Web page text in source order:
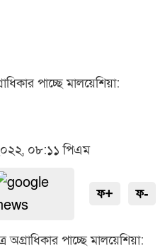
পাচ্ছে মালয়েশিয়া:
০৮:১১ পিএম
ফ+ ফ-